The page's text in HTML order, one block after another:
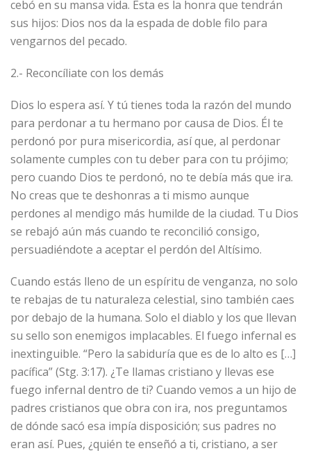
cebó en su mansa vida. Esta es la honra que tendrán
sus hijos: Dios nos da la espada de doble filo para
vengarnos del pecado.
2.- Reconcíliate con los demás
Dios lo espera así. Y tú tienes toda la razón del mundo
para perdonar a tu hermano por causa de Dios. Él te
perdonó por pura misericordia, así que, al perdonar
solamente cumples con tu deber para con tu prójimo;
pero cuando Dios te perdonó, no te debía más que ira.
No creas que te deshonras a ti mismo aunque
perdones al mendigo más humilde de la ciudad. Tu Dios
se rebajó aún más cuando te reconcilió consigo,
persuadiéndote a aceptar el perdón del Altísimo.
Cuando estás lleno de un espíritu de venganza, no solo
te rebajas de tu naturaleza celestial, sino también caes
por debajo de la humana. Solo el diablo y los que llevan
su sello son enemigos implacables. El fuego infernal es
inextinguible. “Pero la sabiduría que es de lo alto es […]
pacífica” (Stg. 3:17). ¿Te llamas cristiano y llevas ese
fuego infernal dentro de ti? Cuando vemos a un hijo de
padres cristianos que obra con ira, nos preguntamos
de dónde sacó esa impía disposición; sus padres no
eran así. Pues, ¿quién te enseñó a ti, cristiano, a ser